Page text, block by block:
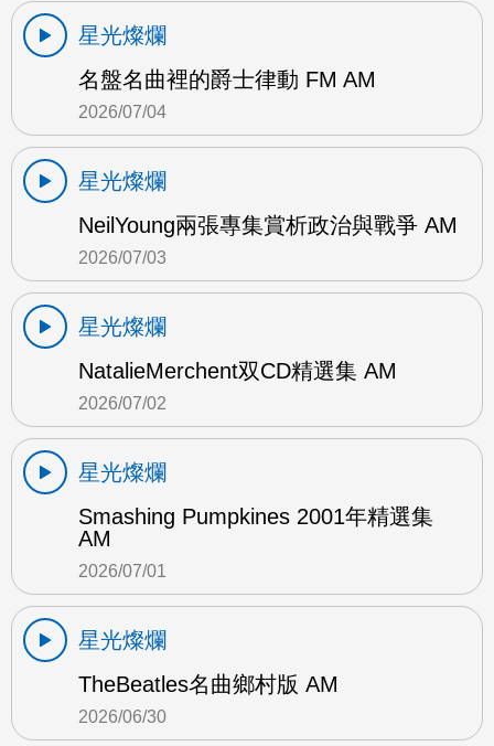
星光燦爛
名盤名曲裡的爵士律動 FM AM
2026/07/04
星光燦爛
NeilYoung兩張專集賞析政治與戰爭 AM
2026/07/03
星光燦爛
NatalieMerchent双CD精選集 AM
2026/07/02
星光燦爛
Smashing Pumpkines 2001年精選集
AM
2026/07/01
星光燦爛
TheBeatles名曲鄉村版 AM
2026/06/30